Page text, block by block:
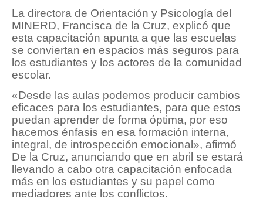
La directora de Orientación y Psicología del
MINERD, Francisca de la Cruz, explicó que
esta capacitación apunta a que las escuelas
se conviertan en espacios más seguros para
los estudiantes y los actores de la comunidad
escolar.
«Desde las aulas podemos producir cambios
eficaces para los estudiantes, para que estos
puedan aprender de forma óptima, por eso
hacemos énfasis en esa formación interna,
integral, de introspección emocional», afirmó
De la Cruz, anunciando que en abril se estará
llevando a cabo otra capacitación enfocada
más en los estudiantes y su papel como
mediadores ante los conflictos.